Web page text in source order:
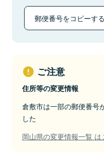
郵便番号をコピーする
ご注意
住所等の変更情報
倉敷市は一部の郵便番号
した
岡山県の変更情報一覧 は